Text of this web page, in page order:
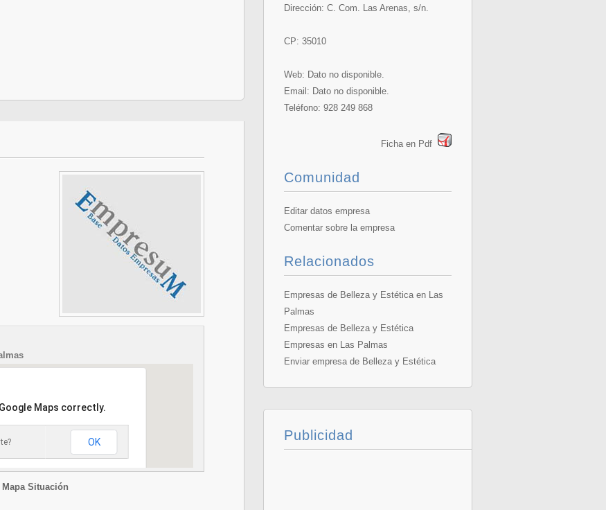
Maps correctly.
OK
Situación
Dirección: C. Com. Las Arenas, s/n.
CP: 35010
Web: Dato no disponible.
Email: Dato no disponible.
Teléfono: 928 249 868
Ficha en Pdf
Comunidad
Editar datos empresa
Comentar sobre la empresa
Relacionados
Empresas de Belleza y Estética en Las
Palmas
Empresas de Belleza y Estética
Empresas en Las Palmas
Enviar empresa de Belleza y Estética
Publicidad